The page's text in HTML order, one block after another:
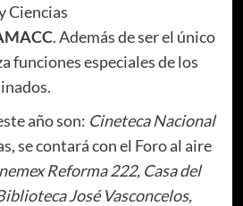
Ciencias
. Además de ser el único
funciones especiales de los
año son: Cineteca Nacional
se contará con el Foro al aire
Reforma 222, Casa del
José Vasconcelos,